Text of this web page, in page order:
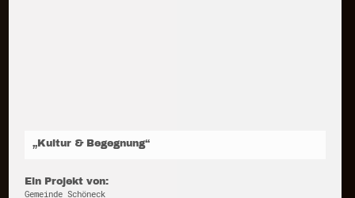
„Kultur & Begegnung“
Ein Projekt von:
Gemeinde Schöneck